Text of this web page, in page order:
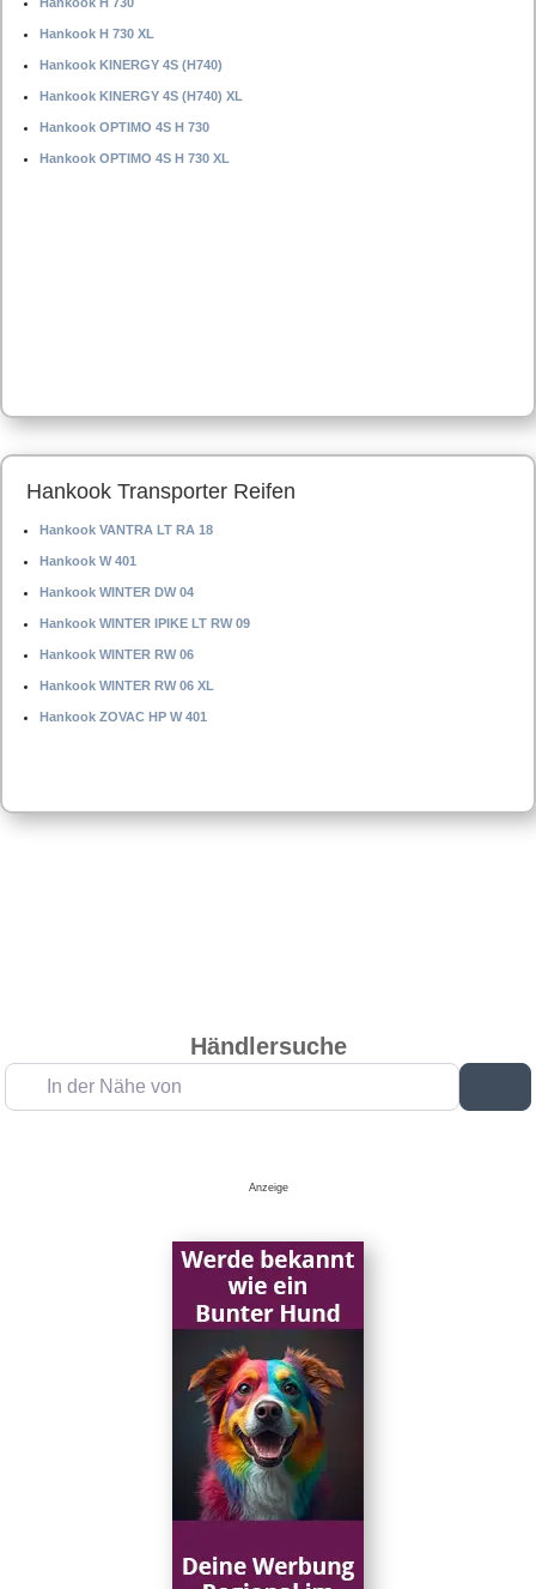
Hankook H 730 XL
Hankook KINERGY 4S (H740)
Hankook KINERGY 4S (H740) XL
Hankook OPTIMO 4S H 730
Hankook OPTIMO 4S H 730 XL
Hankook Transporter Reifen
Hankook VANTRA LT RA 18
Hankook W 401
Hankook WINTER DW 04
Hankook WINTER IPIKE LT RW 09
Hankook WINTER RW 06
Hankook WINTER RW 06 XL
Hankook ZOVAC HP W 401
Händlersuche
In der Nähe von
Anzeige